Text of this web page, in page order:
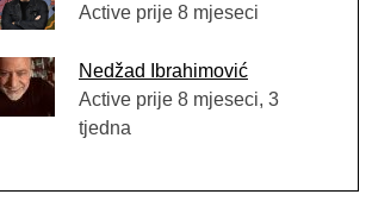
Active prije 8 mjeseci
Nedžad Ibrahimović
Active prije 8 mjeseci, 3
tjedna